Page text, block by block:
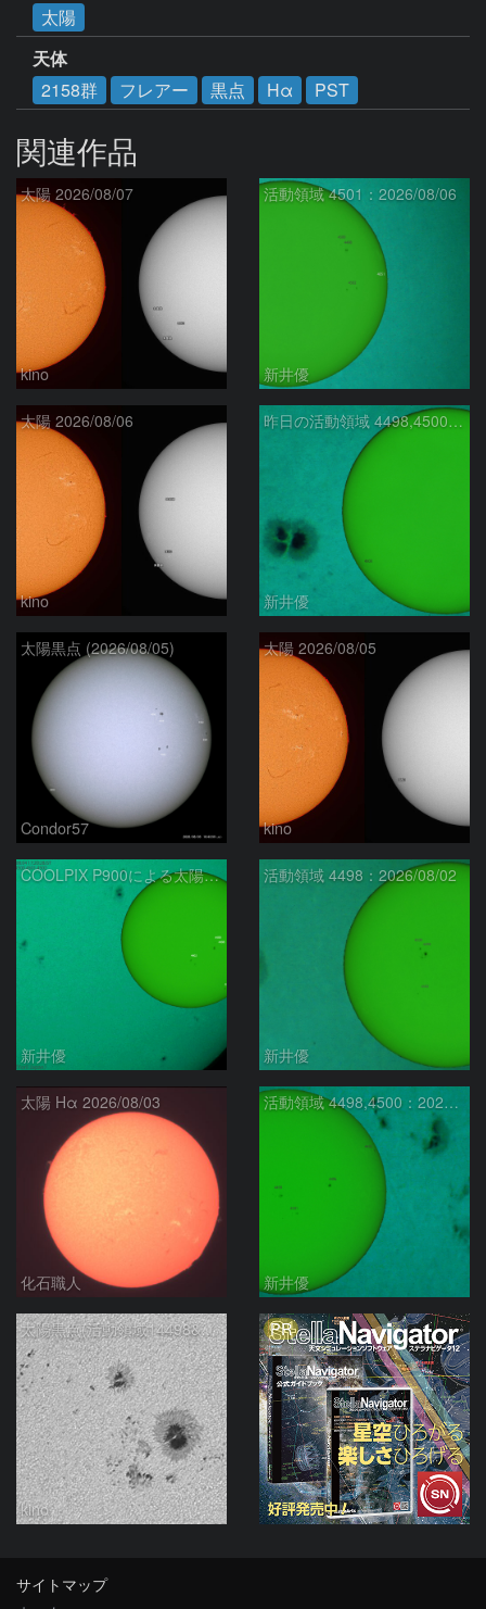
太陽
天体
2158群
フレアー 黒点 Hα PST
関連作品
太陽 2026/08/07
kino
活動領域 4501：2026/08/06
新井優
太陽 2026/08/06
kino
昨日の活動領域 4498,4500：2026/08/05
新井優
太陽黒点 (2026/08/05)
Condor57
太陽 2026/08/05
kino
COOLPIX P900による太陽黒点：2026/08/04
新井優
活動領域 4498：2026/08/02
新井優
太陽 Hα 2026/08/03
化石職人
活動領域 4498,4500：2026/07/31
新井優
太陽黒点(活動領域14498&14500) 2026/08/02
kino
PR
サイトマップ